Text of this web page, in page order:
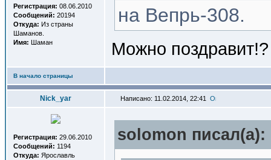
Регистрация: 08.06.2010
Сообщений: 20194
Откуда: Из страны
Шаманов.
Имя: Шаман
на Вепрь-308.
Можно поздравит!?
В начало страницы
Nick_yar Написано: 11.02.2014, 22:41
Регистрация: 29.06.2010
Сообщений: 1194
Откуда: Ярославль
solomon писал(a):